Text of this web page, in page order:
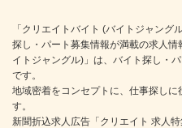
「クリエイトバイト (バイトジャング
探し・パート募集情報が満載の求人
イトジャングル)」は、バイト探し・
です。
地域密着をコンセプトに、仕事探し
す。
新聞折込求人広告「クリエイト 求人